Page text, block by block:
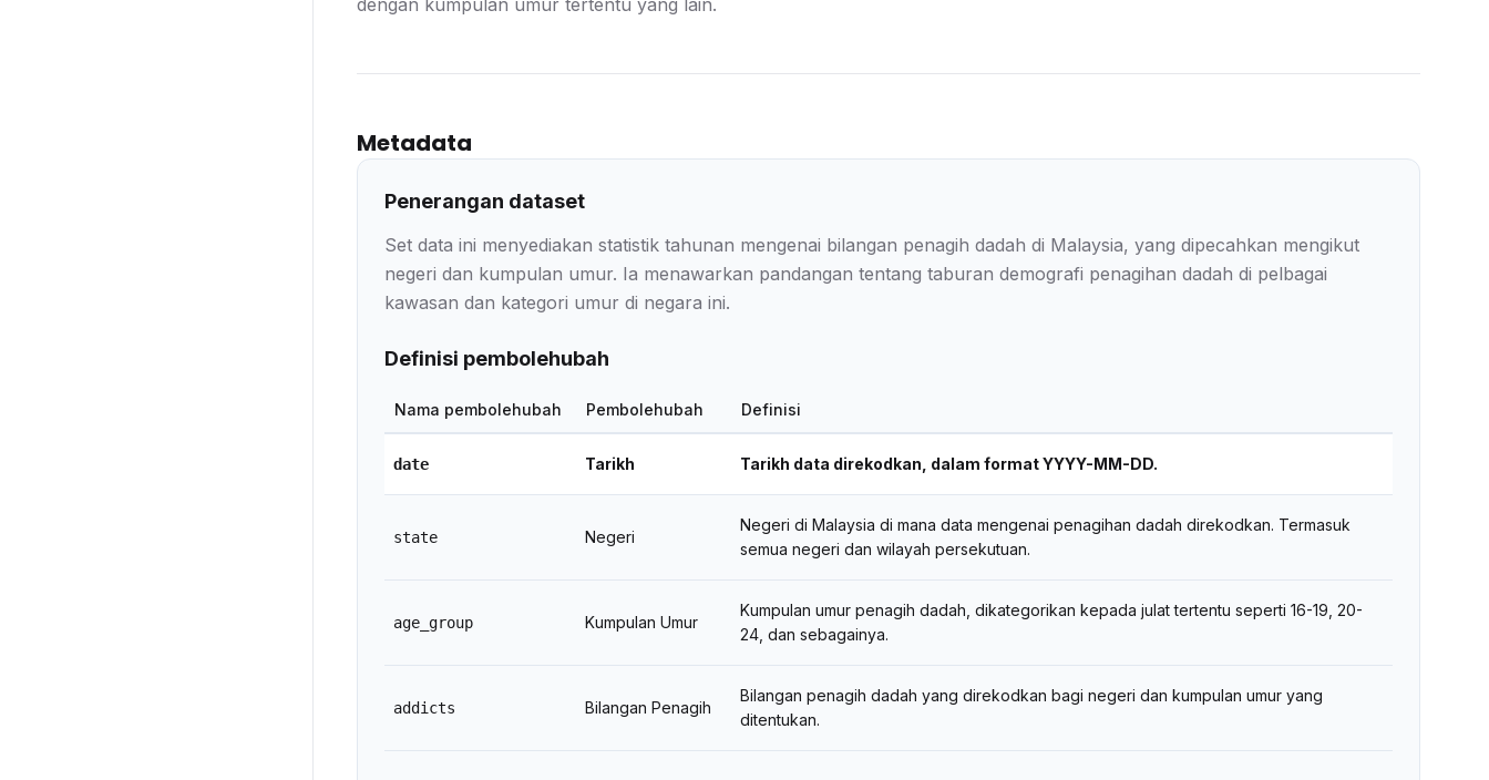
dengan kumpulan umur tertentu yang lain.
Metadata
Penerangan dataset
Set data ini menyediakan statistik tahunan mengenai bilangan penagih dadah di Malaysia, yang dipecahkan mengikut
negeri dan kumpulan umur. Ia menawarkan pandangan tentang taburan demografi penagihan dadah di pelbagai
kawasan dan kategori umur di negara ini.
Definisi pembolehubah
Nama pembolehubah Pembolehubah Definisi
date Tarikh Tarikh data direkodkan, dalam format YYYY-MM-DD.
state Negeri
Negeri di Malaysia di mana data mengenai penagihan dadah direkodkan. Termasuk
semua negeri dan wilayah persekutuan.
age_group Kumpulan Umur
Kumpulan umur penagih dadah, dikategorikan kepada julat tertentu seperti 16-19, 20-
24, dan sebagainya.
addicts Bilangan Penagih
Bilangan penagih dadah yang direkodkan bagi negeri dan kumpulan umur yang
ditentukan.